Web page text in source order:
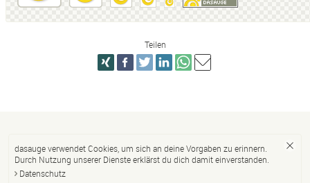
Teilen
dasauge verwendet Cookies, um sich an deine Vorgaben zu erinnern.
Durch Nutzung unserer Dienste erklärst du dich damit einverstanden.
Datenschutz